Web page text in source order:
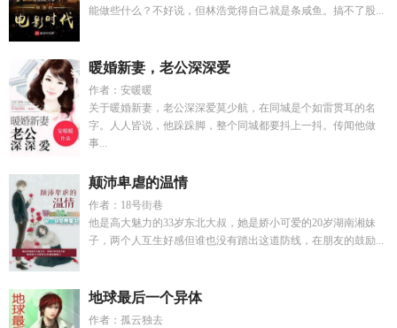
能做些什么？不好说，但林浩觉得自己就是条咸鱼。搞不了股...
暖婚新妻，老公深深爱
作者：安暖暖
关于暖婚新妻，老公深深爱莫少航，在同城是个如雷贯耳的名
字。人人皆说，他跺跺脚，整个同城都要抖上一抖。传闻他做
事...
颠沛卑虐的温情
作者：18号街巷
他是高大魅力的33岁东北大叔，她是娇小可爱的20岁湖南湘妹
子，两个人互生好感但谁也没有踏出这道防线，在朋友的鼓励...
地球最后一个异体
作者：孤云独去